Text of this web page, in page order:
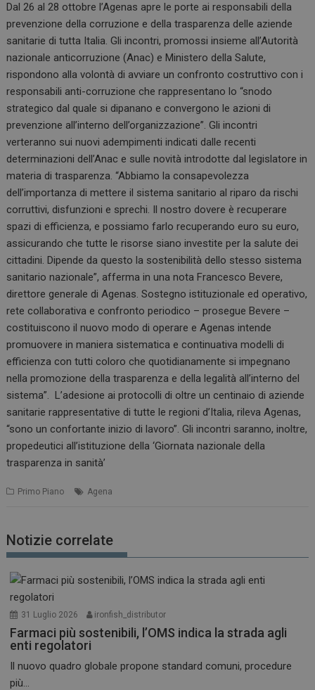
ce
b
o
o
k
ke
dI
n
at
s
A
p
p
Dal 26 al 28 ottobre l’Agenas apre le porte ai responsabili della
prevenzione della corruzione e della trasparenza delle aziende
sanitarie di tutta Italia. Gli incontri, promossi insieme all’Autorità
nazionale anticorruzione (Anac) e Ministero della Salute,
rispondono alla volontà di avviare un confronto costruttivo con i
responsabili anti-corruzione che rappresentano lo “snodo
strategico dal quale si dipanano e convergono le azioni di
prevenzione all’interno dell’organizzazione”. Gli incontri
verteranno sui nuovi adempimenti indicati dalle recenti
determinazioni dell’Anac e sulle novità introdotte dal legislatore in
materia di trasparenza. “Abbiamo la consapevolezza
dell’importanza di mettere il sistema sanitario al riparo da rischi
corruttivi, disfunzioni e sprechi. Il nostro dovere è recuperare
spazi di efficienza, e possiamo farlo recuperando euro su euro,
assicurando che tutte le risorse siano investite per la salute dei
cittadini. Dipende da questo la sostenibilità dello stesso sistema
sanitario nazionale”, afferma in una nota Francesco Bevere,
direttore generale di Agenas. Sostegno istituzionale ed operativo,
rete collaborativa e confronto periodico – prosegue Bevere –
costituiscono il nuovo modo di operare e Agenas intende
promuovere in maniera sistematica e continuativa modelli di
efficienza con tutti coloro che quotidianamente si impegnano
nella promozione della trasparenza e della legalità all’interno del
sistema”. L’adesione ai protocolli di oltre un centinaio di aziende
sanitarie rappresentative di tutte le regioni d’Italia, rileva Agenas,
“sono un confortante inizio di lavoro”. Gli incontri saranno, inoltre,
propedeutici all’istituzione della ‘Giornata nazionale della
trasparenza in sanità’
Primo Piano Agena
Notizie correlate
31 Luglio 2026 ironfish_distributor
Farmaci più sostenibili, l’OMS indica la strada agli
enti regolatori
Il nuovo quadro globale propone standard comuni, procedure
più...